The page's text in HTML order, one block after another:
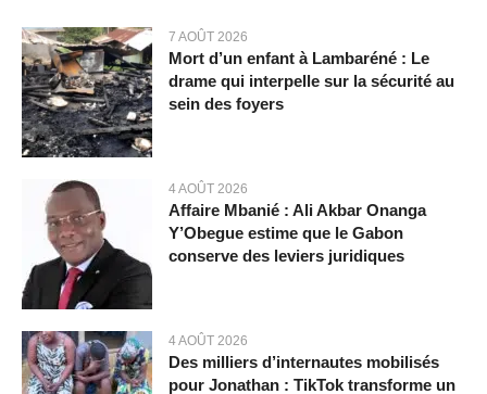
7 AOÛT 2026
Mort d’un enfant à Lambaréné : Le
drame qui interpelle sur la sécurité au
sein des foyers
4 AOÛT 2026
Affaire Mbanié : Ali Akbar Onanga
Y’Obegue estime que le Gabon
conserve des leviers juridiques
4 AOÛT 2026
Des milliers d’internautes mobilisés
pour Jonathan : TikTok transforme un